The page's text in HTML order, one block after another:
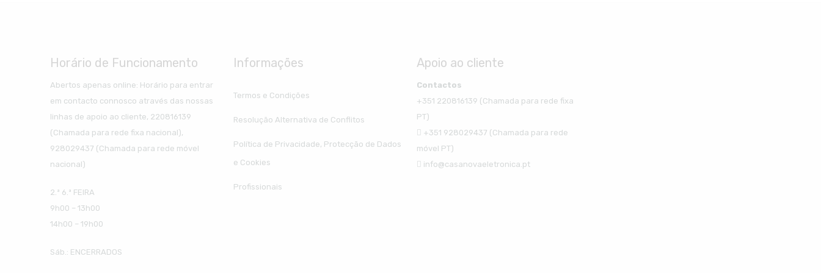
Horário de Funcionamento
Abertos apenas online: Horário para entrar
em contacto connosco através das nossas
linhas de apoio ao cliente, 220816139
(Chamada para rede fixa nacional),
928029437 (Chamada para rede móvel
nacional)
2.ª 6.ª FEIRA
9h00 – 13h00
14h00 – 19h00
Sáb.: ENCERRADOS
Informações
Termos e Condições
Resolução Alternativa de Conflitos
Política de Privacidade, Protecção de Dados
e Cookies
Profissionais
Apoio ao cliente
Contactos
+351 220816139 (Chamada para rede fixa
PT)
+351 928029437 (Chamada para rede
móvel PT)
info@casanovaeletronica.pt